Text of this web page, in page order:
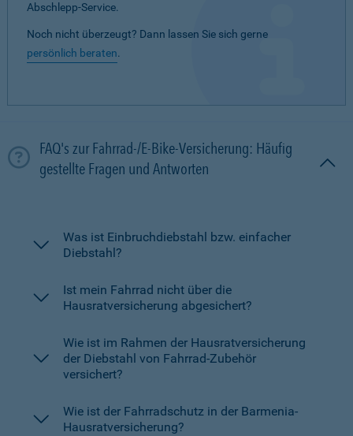
Abschlepp-Service.
Noch nicht überzeugt? Dann lassen Sie sich gerne
persönlich beraten.
FAQ's zur Fahrrad-/E-Bike-Versicherung: Häufig
gestellte Fragen und Antworten
Was ist Einbruchdiebstahl bzw. einfacher
Diebstahl?
Ist mein Fahrrad nicht über die
Hausratversicherung abgesichert?
Wie ist im Rahmen der Hausratversicherung
der Diebstahl von Fahrrad-Zubehör
versichert?
Wie ist der Fahrradschutz in der Barmenia-
Hausratversicherung?